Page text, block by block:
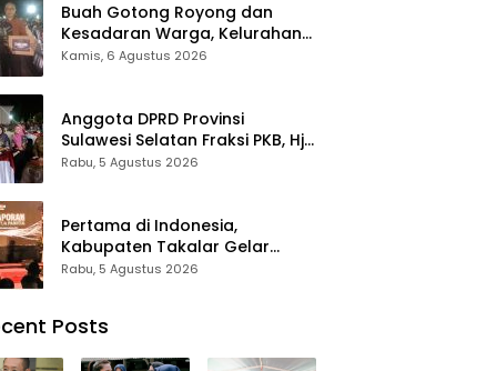
Buah Gotong Royong dan
Kesadaran Warga, Kelurahan
Patte’ne Menjadi Bintang
Kamis, 6 Agustus 2026
Anggota DPRD Provinsi
Sulawesi Selatan Fraksi PKB, Hj.
Fadilah Fahriana Hadiri Dan
Pengabdian Melalui Malam
Apresiasi dan Inovasi Award
2026
Rabu, 5 Agustus 2026
Pertama di Indonesia,
Kabupaten Takalar Gelar
Malam Apresiasi dan Inovasi
Publik Berprestasi
Rabu, 5 Agustus 2026
Posts